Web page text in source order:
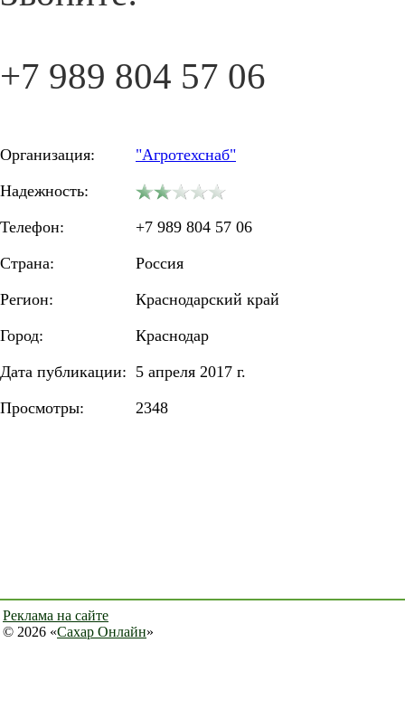
+7 989 804 57 06
Организация:
"Агротехснаб"
Надежность:
Телефон:
+7 989 804 57 06
Страна:
Россия
Регион:
Краснодарский край
Город:
Краснодар
Дата публикации: 5 апреля 2017 г.
Просмотры:
2348
Реклама на сайте
© 2026 «Сахар Онлайн»